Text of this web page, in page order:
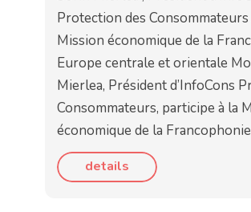
Protection des Consommateurs
Mission économique de la
Europe centrale et orientale
Mierlea, Président d’InfoCons
Consommateurs, participe à la
économique de la
details